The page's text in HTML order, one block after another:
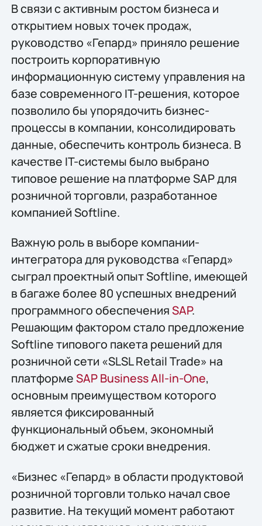
В связи с активным ростом бизнеса и
открытием новых точек продаж,
руководство «Гепард» приняло решение
построить корпоративную
информационную систему управления на
базе современного IT-решения, которое
позволило бы упорядочить бизнес-
процессы в компании, консолидировать
данные, обеспечить контроль бизнеса. В
качестве IT-системы было выбрано
типовое решение на платформе SAP для
розничной торговли, разработанное
компанией Softline.
Важную роль в выборе компании-
интегратора для руководства «Гепард»
сыграл проектный опыт Softline, имеющей
в багаже более 80 успешных внедрений
программного обеспеченияSAP.
Решающим фактором стало предложение
Softline типового пакета решений для
розничной сети «SLSL Retail Trade» на
платформеSAP Business All-in-One,
основным преимуществом которого
является фиксированный
функциональный объем, экономный
бюджет и сжатые сроки внедрения.
«Бизнес «Гепард» в области продуктовой
розничной торговли только начал свое
развитие. На текущий момент работают